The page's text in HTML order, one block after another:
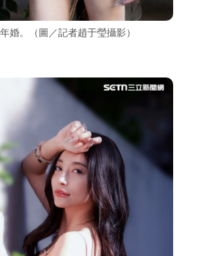
婚。（圖／記者趙于瑩攝影）